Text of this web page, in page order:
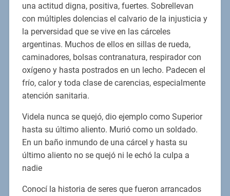
una actitud digna, positiva, fuertes. Sobrellevan
con múltiples dolencias el calvario de la injusticia y
la perversidad que se vive en las cárceles
argentinas. Muchos de ellos en sillas de rueda,
caminadores, bolsas contranatura, respirador con
oxígeno y hasta postrados en un lecho. Padecen el
frío, calor y toda clase de carencias, especialmente
atención sanitaria.
Videla nunca se quejó, dio ejemplo como Superior
hasta su último aliento. Murió como un soldado.
En un baño inmundo de una cárcel y hasta su
último aliento no se quejó ni le echó la culpa a
nadie
Conocí la historia de seres que fueron arrancados